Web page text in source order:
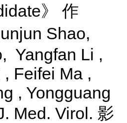
》 作
Shao,
Yangfan Li ,
Feifei Ma ,
, Yongguang
Med. Virol. 影